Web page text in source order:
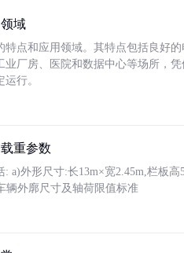
域
特点和应用领域。其特点包括良好
业厂房、医院和数据中心等场所，
行。
重参数
a)外形尺寸:长13m×宽2.45m,栏板
辆外廓尺寸及轴荷限值标准